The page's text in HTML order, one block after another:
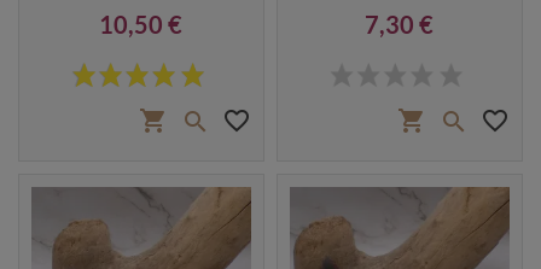
Prix
10,50 €
shopping_cart  favorite_border
7,30 €
shopping_cart  favorite_border